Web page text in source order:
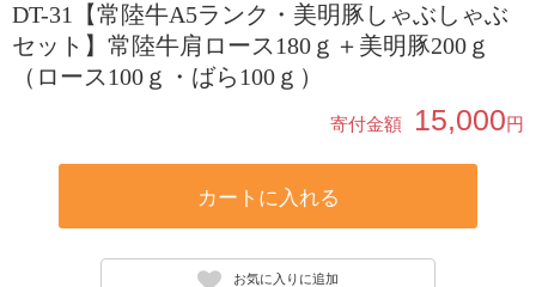
DT-31【常陸牛A5ランク・美明豚しゃぶしゃぶ
セット】常陸牛肩ロース180ｇ＋美明豚200ｇ
（ロース100ｇ・ばら100ｇ）
寄付金額 15,000円
カートに入れる
お気に入りに追加